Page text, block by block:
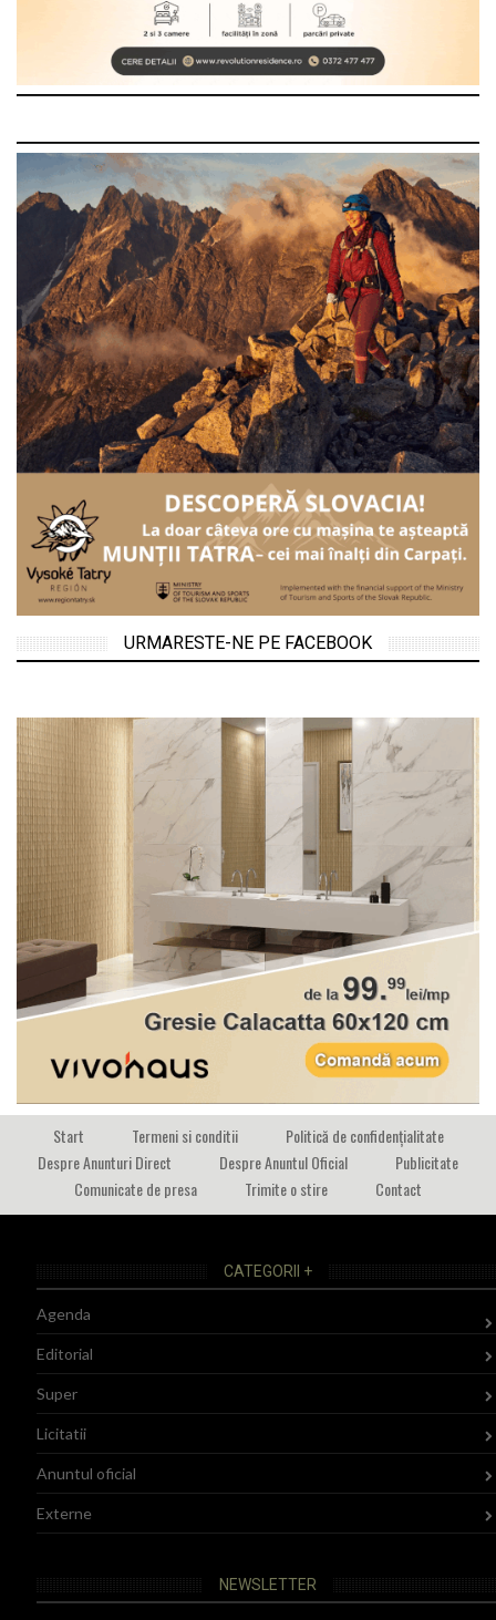
URMARESTE-NE PE FACEBOOK
Start Termeni si conditii
Politică de confidențialitate
Despre Anunturi Direct
Despre Anuntul Oficial
Publicitate
Comunicate de presa
Trimite o stire Contact
CATEGORII +
Agenda
Editorial
Super
Licitatii
Anuntul oficial
Externe
NEWSLETTER